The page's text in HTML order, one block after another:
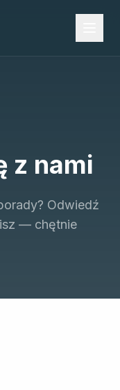
z nami
Odwiedź
— chętnie